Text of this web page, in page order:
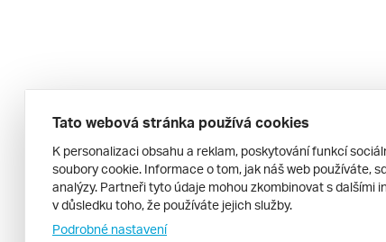
Tato webová stránka používá cookies
K personalizaci obsahu a reklam, poskytování funkcí
soubory cookie. Informace o tom, jak náš web používáte,
analýzy. Partneři tyto údaje mohou zkombinovat s dalšími
v důsledku toho, že používáte jejich služby.
Podrobné nastavení